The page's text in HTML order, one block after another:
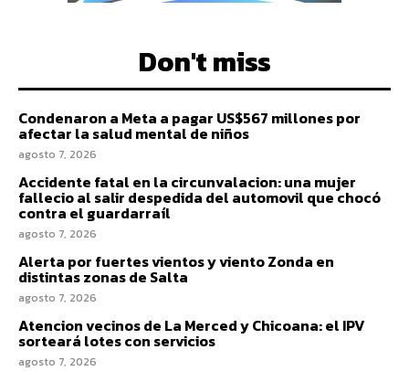
Don't miss
Condenaron a Meta a pagar US$567 millones por
afectar la salud mental de niños
agosto 7, 2026
Accidente fatal en la circunvalacion: una mujer
fallecio al salir despedida del automovil que chocó
contra el guardarraíl
agosto 7, 2026
Alerta por fuertes vientos y viento Zonda en
distintas zonas de Salta
agosto 7, 2026
Atencion vecinos de La Merced y Chicoana: el IPV
sorteará lotes con servicios
agosto 7, 2026